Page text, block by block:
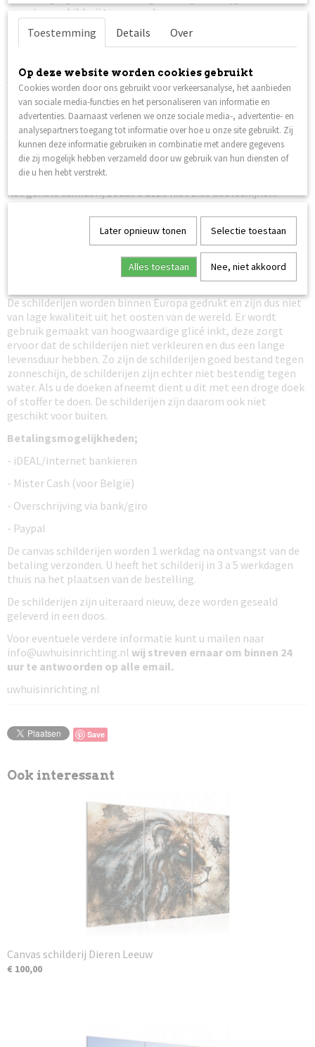
een nieuw schilderij toegezonden.
Verzenden naar België is ook mogelijk, er worden ook hier geen
verzendkosten voor berekend(andere Europese landen op
Wilt u een groter formaat van het canvas schilderij
Michelangelo is dat mogelijk, deze is ook leverbaar als 5-luik
schilderij in de afmetingen 170 x 60 cm, 210 x 100 cm en 220 x
80 cm tegen een meerprijs. Mailt u ons hier even voor, ons
email adres is info@uwhuisinrichting.nl
De canvas doeken zijn gespannen om een houten frame. Het
frame heeft een dikte van circa 0.7 cm. Het frame verloopt over
het gehele schilderij zodat u deze niet ziet doorschijnen.
Bij de schilderijen wordt een ophangsysteem (haakjes)
geleverd zodat u de schilderijen makkelijk kunt ophangen. Het
schilderij heeft een totaal gewicht van circa 5 kilogram.
Er wordt een niet-geweven fleece canvas gebruikt voor de
schilderijen van Europese kwaliteit.
De schilderijen worden binnen Europa gedrukt en zijn dus niet
van lage kwaliteit uit het oosten van de wereld. Er wordt
gebruik gemaakt van hoogwaardige glicé inkt, deze zorgt
ervoor dat de schilderijen niet verkleuren en dus een lange
levensduur hebben. Zo zijn de schilderijen goed bestand tegen
zonneschijn, de schilderijen zijn echter niet bestendig tegen
water. Als u de doeken afneemt dient u dit met een droge doek
of stoffer te doen. De schilderijen zijn daarom ook niet
geschikt voor buiten.
Betalingsmogelijkheden;
- iDEAL/internet bankieren
- Mister Cash (voor België)
- Overschrijving via bank/giro
- Paypal
De canvas schilderijen worden 1 werkdag na ontvangst van de
betaling verzonden. U heeft het schilderij in 3 a 5 werkdagen
thuis na het plaatsen van de bestelling.
De schilderijen zijn uiteraard nieuw, deze worden geseald
geleverd in een doos.
Voor eventuele verdere informatie kunt u mailen naar
info@uwhuisinrichting.nl wij streven ernaar om binnen 24
uur te antwoorden op alle email.
uwhuisinrichting.nl
Save
Ook interessant
Canvas schilderij Dieren Leeuw
€ 100,00
Toestemming Details Over
Op deze website worden cookies gebruikt
Cookies worden door ons gebruikt voor verkeersanalyse, het aanbieden
van sociale media-functies en het personaliseren van informatie en
advertenties. Daarnaast verlenen we onze sociale media-, advertentie- en
analysepartners toegang tot informatie over hoe u onze site gebruikt. Zij
kunnen deze informatie gebruiken in combinatie met andere gegevens
die zij mogelijk hebben verzameld door uw gebruik van hun diensten of
die u hen hebt verstrekt.
Later opnieuw tonen Selectie toestaan
Alles toestaan Nee, niet akkoord